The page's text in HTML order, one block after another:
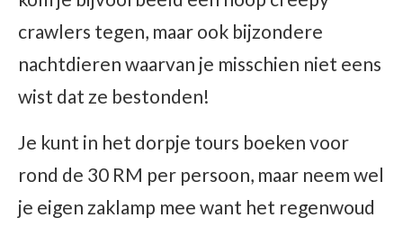
crawlers tegen, maar ook bijzondere
nachtdieren waarvan je misschien niet eens
wist dat ze bestonden!
Je kunt in het dorpje tours boeken voor
rond de 30 RM per persoon, maar neem wel
je eigen zaklamp mee want het regenwoud